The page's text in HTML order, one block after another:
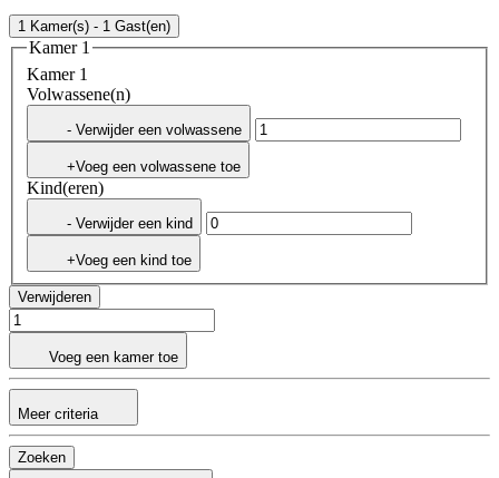
1 Kamer(s) - 1 Gast(en)
Kamer 1
Kamer 1
Volwassene(n)
- Verwijder een volwassene
+Voeg een volwassene toe
Kind(eren)
- Verwijder een kind
+Voeg een kind toe
Verwijderen
Voeg een kamer toe
Meer criteria
Zoeken